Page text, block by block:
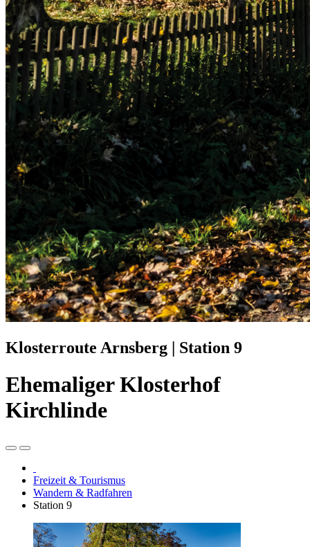
Klosterroute Arnsberg | Station 9
Ehemaliger Klosterhof
Kirchlinde
Freizeit & Tourismus
Wandern & Radfahren
Station 9